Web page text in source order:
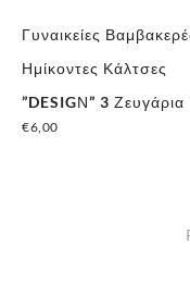
Γυναικείες
Ημίκοντες Κάλτσες
”DESIGΝ” 3 Ζευγάρια
€6,00